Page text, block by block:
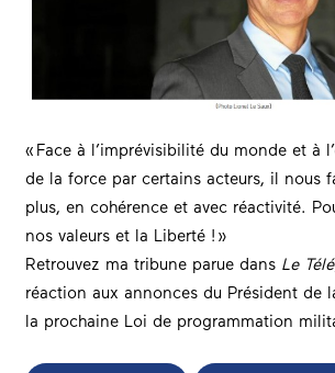
« Face à l’imprévisibilité du monde et à
de la force par certains acteurs, il nous
plus, en cohérence et avec réactivité.
nos valeurs et la Liberté ! »
Retrouvez ma tribune parue dans Le
réaction aux annonces du Président de
la prochaine Loi de programmation